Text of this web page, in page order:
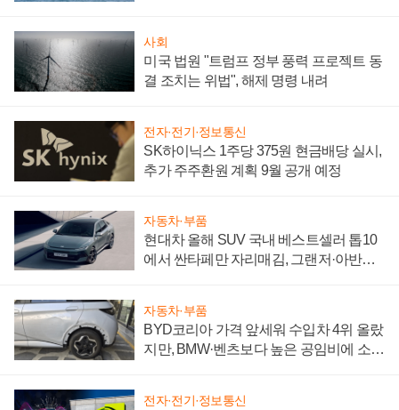
사회
미국 법원 "트럼프 정부 풍력 프로젝트 동
결 조치는 위법", 해제 명령 내려
전자·전기·정보통신
SK하이닉스 1주당 375원 현금배당 실시,
추가 주주환원 계획 9월 공개 예정
자동차·부품
현대차 올해 SUV 국내 베스트셀러 톱10
에서 싼타페만 자리매김, 그랜저·아반떼
자동차·부품
BYD코리아 가격 앞세워 수입차 4위 올랐
지만, BMW·벤츠보다 높은 공임비에 소비
전자·전기·정보통신